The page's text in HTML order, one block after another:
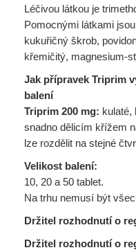
Léčivou látkou je
Pomocnými látkami
kukuřičný škrob,
křemičitý, magnesium-
Jak přípravek Triprim
balení
Triprim 200 mg: kulaté,
snadno dělicím křížem
lze rozdělit na stejné
Velikost balení:
10, 20 a 50 tablet.
Na trhu nemusí být
Držitel rozhodnutí o
Držitel rozhodnutí o